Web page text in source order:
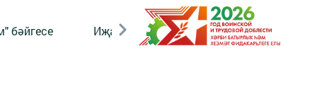
бәйгесе Иҗат Реклама Онлайн